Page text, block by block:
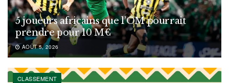
5 joueurs africains que l’OM pourrait
prendre pour 10 M€
AOÛT 5, 2026
CLASSEMENT